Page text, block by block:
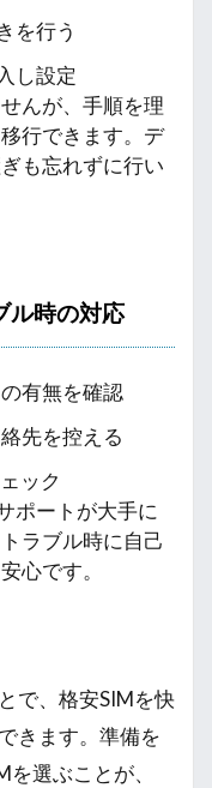
を行う
し設定
んが、手順を理
行できます。デ
も忘れずに行い
時の対応
有無を確認
先を控える
ック
ポートが大手に
ラブル時に自己
心です。
で、格安SIMを快
きます。準備を
選ぶことが、